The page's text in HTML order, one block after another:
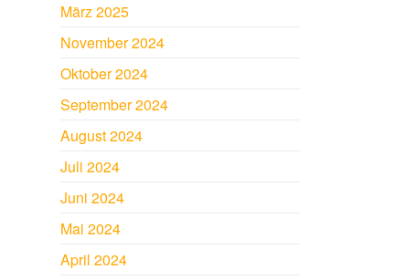
März 2025
November 2024
Oktober 2024
September 2024
August 2024
Juli 2024
Juni 2024
Mai 2024
April 2024